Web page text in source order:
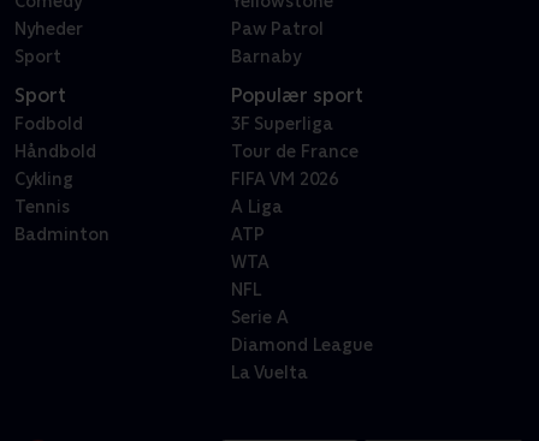
Nyheder
Sport
Paw Patrol
Barnaby
Sport
Fodbold
Håndbold
Cykling
Tennis
Badminton
Populær sport
3F Superliga
Tour de France
FIFA VM 2026
A Liga
ATP
WTA
NFL
Serie A
Diamond League
La Vuelta